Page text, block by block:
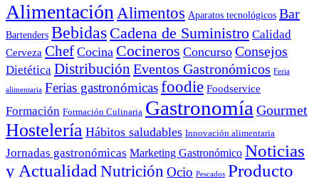
Alimentación Alimentos Aparatos tecnológicos Bar
Bartenders Bebidas Cadena de Suministro Calidad
Cerveza Chef Cocina Cocineros Concurso Consejos
Dietética Distribución Eventos Gastronómicos Feria
alimentaria Ferias gastronómicasfoodie Foodservice
Formación Formación Culinaria Gastronomía Gourmet
Hostelería Hábitos saludables Innovación alimentaria
Jornadas gastronómicas Marketing Gastronómico Noticias
y Actualidad Nutrición Ocio Pescados Producto